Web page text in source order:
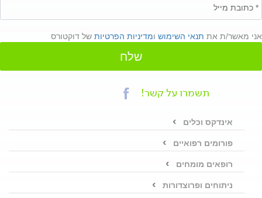
אני מאשר/ת את תנאי השימוש ומדיניות הפרטיות של דוקטורס
שלח
תשמרו על קשר!
אינדקס וכלים
פורומים רפואיים
רופאים מומחים
ניתוחים ופרוצדורות